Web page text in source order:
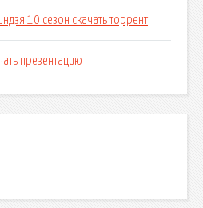
10 сезон скачать торрент
презентацию